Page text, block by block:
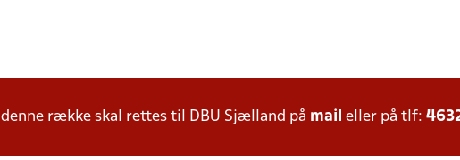
række skal rettes til DBU Sjælland på mail eller på tlf: